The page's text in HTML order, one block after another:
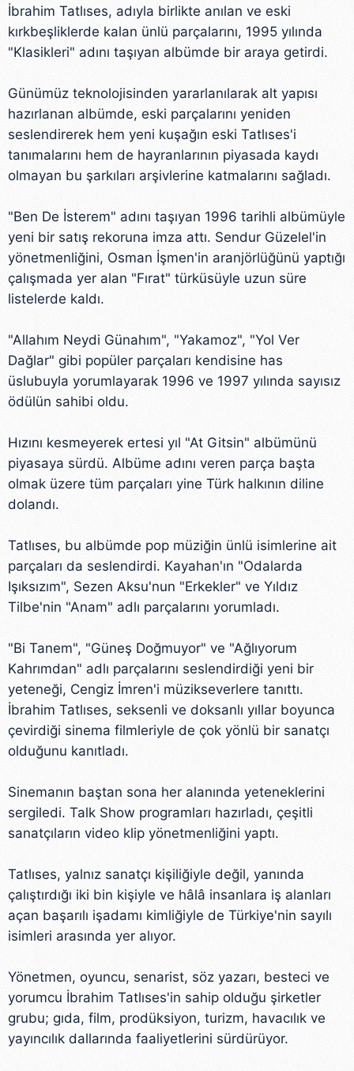
İbrahim Tatlıses, adıyla birlikte anılan ve eski
kırkbeşliklerde kalan ünlü parçalarını, 1995 yılında
"Klasikleri" adını taşıyan albümde bir araya getirdi.
Günümüz teknolojisinden yararlanılarak alt yapısı
hazırlanan albümde, eski parçalarını yeniden
seslendirerek hem yeni kuşağın eski Tatlıses'i
tanımalarını hem de hayranlarının piyasada kaydı
olmayan bu şarkıları arşivlerine katmalarını sağladı.
"Ben De İsterem" adını taşıyan 1996 tarihli albümüyle
yeni bir satış rekoruna imza attı. Sendur Güzelel'in
yönetmenliğini, Osman İşmen'in aranjörlüğünü yaptığı
çalışmada yer alan "Fırat" türküsüyle uzun süre
listelerde kaldı.
"Allahım Neydi Günahım", "Yakamoz", "Yol Ver
Dağlar" gibi popüler parçaları kendisine has
üslubuyla yorumlayarak 1996 ve 1997 yılında sayısız
ödülün sahibi oldu.
Hızını kesmeyerek ertesi yıl "At Gitsin" albümünü
piyasaya sürdü. Albüme adını veren parça başta
olmak üzere tüm parçaları yine Türk halkının diline
dolandı.
Tatlıses, bu albümde pop müziğin ünlü isimlerine ait
parçaları da seslendirdi. Kayahan'ın "Odalarda
Işıksızım", Sezen Aksu'nun "Erkekler" ve Yıldız
Tilbe'nin "Anam" adlı parçalarını yorumladı.
"Bi Tanem", "Güneş Doğmuyor" ve "Ağlıyorum
Kahrımdan" adlı parçalarını seslendirdiği yeni bir
yeteneği, Cengiz İmren'i müzikseverlere tanıttı.
İbrahim Tatlıses, seksenli ve doksanlı yıllar boyunca
çevirdiği sinema filmleriyle de çok yönlü bir sanatçı
olduğunu kanıtladı.
Sinemanın baştan sona her alanında yeteneklerini
sergiledi. Talk Show programları hazırladı, çeşitli
sanatçıların video klip yönetmenliğini yaptı.
Tatlıses, yalnız sanatçı kişiliğiyle değil, yanında
çalıştırdığı iki bin kişiyle ve hâlâ insanlara iş alanları
açan başarılı işadamı kimliğiyle de Türkiye'nin sayılı
isimleri arasında yer alıyor.
Yönetmen, oyuncu, senarist, söz yazarı, besteci ve
yorumcu İbrahim Tatlıses'in sahip olduğu şirketler
grubu; gıda, film, prodüksiyon, turizm, havacılık ve
yayıncılık dallarında faaliyetlerini sürdürüyor.